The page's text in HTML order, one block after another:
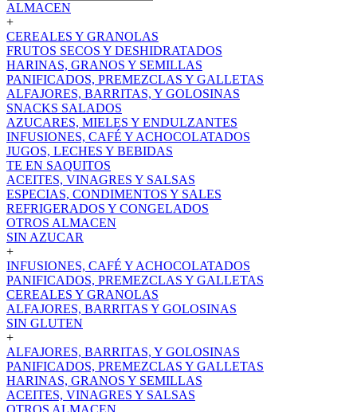
ALMACEN
+
CEREALES Y GRANOLAS
FRUTOS SECOS Y DESHIDRATADOS
HARINAS, GRANOS Y SEMILLAS
PANIFICADOS, PREMEZCLAS Y GALLETAS
ALFAJORES, BARRITAS, Y GOLOSINAS
SNACKS SALADOS
AZUCARES, MIELES Y ENDULZANTES
INFUSIONES, CAFÉ Y ACHOCOLATADOS
JUGOS, LECHES Y BEBIDAS
TE EN SAQUITOS
ACEITES, VINAGRES Y SALSAS
ESPECIAS, CONDIMENTOS Y SALES
REFRIGERADOS Y CONGELADOS
OTROS ALMACEN
SIN AZUCAR
+
INFUSIONES, CAFÉ Y ACHOCOLATADOS
PANIFICADOS, PREMEZCLAS Y GALLETAS
CEREALES Y GRANOLAS
ALFAJORES, BARRITAS Y GOLOSINAS
SIN GLUTEN
+
ALFAJORES, BARRITAS, Y GOLOSINAS
PANIFICADOS, PREMEZCLAS Y GALLETAS
HARINAS, GRANOS Y SEMILLAS
ACEITES, VINAGRES Y SALSAS
OTROS ALMACEN